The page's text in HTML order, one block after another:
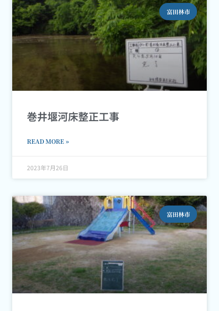
富田林市
巻井堰河床整正工事
READ MORE »
2023年7月26日
富田林市